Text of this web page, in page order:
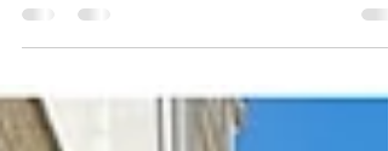
Durch eine Postwurfsendung wurde ich auf
den Baumwipfelpfad aufmerksam und so
gefahren. Bei...